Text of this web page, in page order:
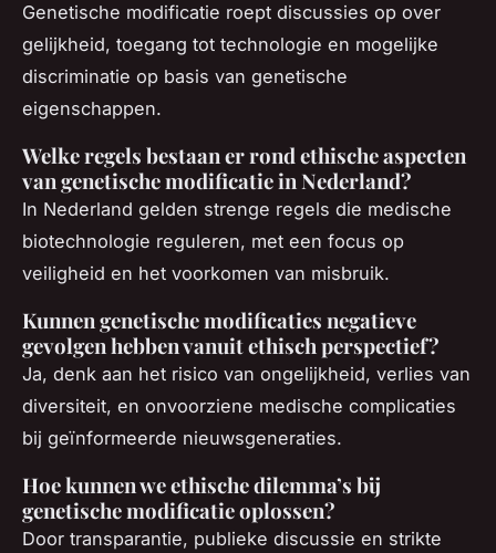
Genetische modificatie roept discussies op over
gelijkheid, toegang tot technologie en mogelijke
discriminatie op basis van genetische
eigenschappen.
Welke regels bestaan er rond ethische aspecten
van genetische modificatie in Nederland?
In Nederland gelden strenge regels die medische
biotechnologie reguleren, met een focus op
veiligheid en het voorkomen van misbruik.
Kunnen genetische modificaties negatieve
gevolgen hebben vanuit ethisch perspectief?
Ja, denk aan het risico van ongelijkheid, verlies van
diversiteit, en onvoorziene medische complicaties
bij geïnformeerde nieuwsgeneraties.
Hoe kunnen we ethische dilemma’s bij
genetische modificatie oplossen?
Door transparantie, publieke discussie en strikte